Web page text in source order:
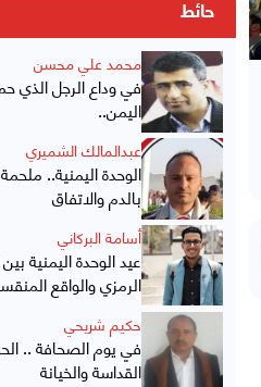
حائط
محمد علي محسن
في وداع الرجل الذي
اليمن..
عبدالمالك الشميري
الوحدة اليمنية..
بالدم والاتفاق
أسامة البركاني
عيد الوحدة اليمنية
الرمزي والواقع
حكيم شريحي
في يوم الصحافة ..
القداسة والخيانة